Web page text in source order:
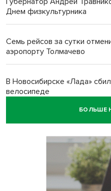
Днем физкультурника
Семь рейсов за сутки
аэропорту Толмачево
В Новосибирске «Лада»
велосипеде
Новосибирцам назвали
Годовалый ребёнок
БОЛЬШЕ